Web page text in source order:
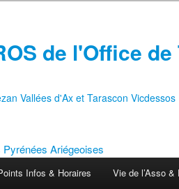
de l'Office
Vallées d'Ax et Tarascon Vicdessos
Infos & Horaires Vie de l’Asso